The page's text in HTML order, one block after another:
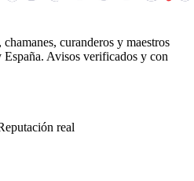
curanderos y maestros
Avisos verificados y con
real